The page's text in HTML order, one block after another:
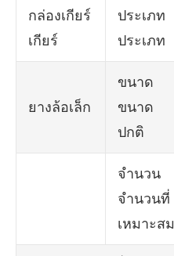
กล่องเกียร์
เกียร์
ประเภท
ประเภท
ยางล้อเล็ก
ขนาด
ขนาด
ปกติ
จำนวน
จำนวนที่
เหมาะสม